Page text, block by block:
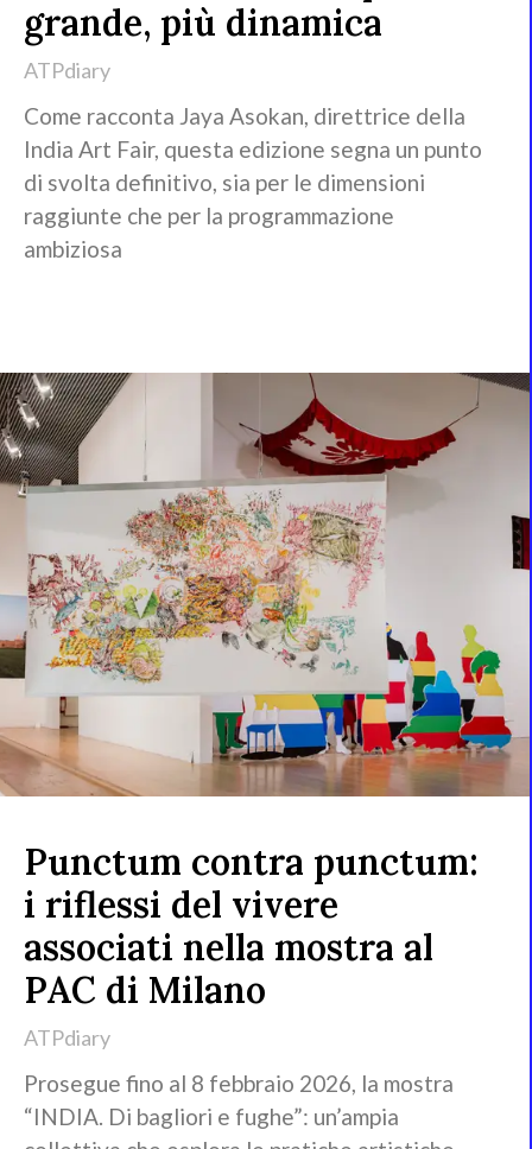
grande, più dinamica
ATPdiary
Come racconta Jaya Asokan, direttrice della
India Art Fair, questa edizione segna un punto
di svolta definitivo, sia per le dimensioni
raggiunte che per la programmazione
ambiziosa
Punctum contra punctum:
i riflessi del vivere
associati nella mostra al
PAC di Milano
ATPdiary
Prosegue fino al 8 febbraio 2026, la mostra
“INDIA. Di bagliori e fughe”: un’ampia